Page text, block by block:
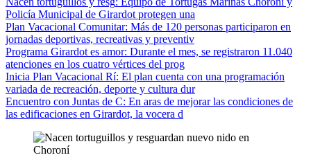
Policía Municipal de Girardot protegen una
Plan Vacacional Comunitar: Más de 120 personas participaron en
jornadas deportivas, recreativas y preventiv
Programa Girardot es amor: Durante el mes, se registraron 11.040
atenciones en los cuatro vértices del prog
Inicia Plan Vacacional Rí: El plan cuenta con una programación
variada de recreación, deporte y cultura dur
Encuentro con Juntas de C: En aras de mejorar las condiciones de
las edificaciones en Girardot, la vocera d